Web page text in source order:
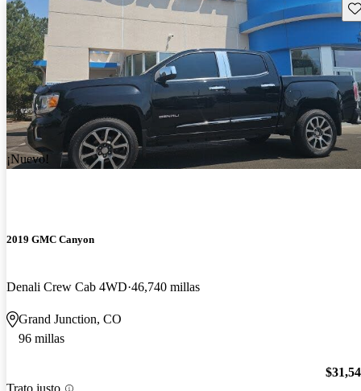
¡Nuevo!
2019 GMC Canyon
Denali Crew Cab 4WD 46,740 millas
Grand Junction, CO
96 millas